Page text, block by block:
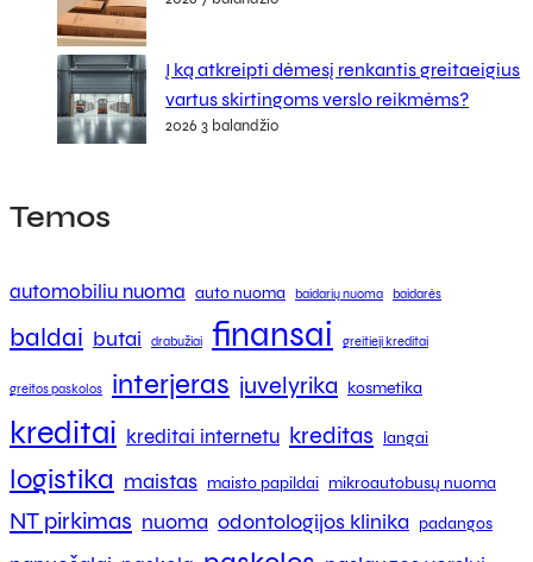
Į ką atkreipti dėmesį renkantis greitaeigius
vartus skirtingoms verslo reikmėms?
2026 3 balandžio
Temos
automobiliu nuoma auto nuoma baidarių nuoma baidarės
baldai butai drabužiai finansai greitieji kreditai
greitos paskolos interjeras juvelyrika kosmetika
kreditai kreditai internetu kreditas langai
logistika maistas maisto papildai mikroautobusų nuoma
NT pirkimas nuoma odontologijos klinika padangos